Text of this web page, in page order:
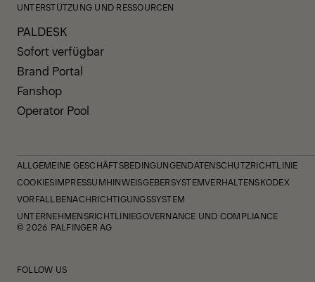
UNTERSTÜTZUNG UND RESSOURCEN
PALDESK
Sofort verfügbar
Brand Portal
Fanshop
Operator Pool
ALLGEMEINE GESCHÄFTSBEDINGUNGENDATENSCHUTZRICHTLINIE
COOKIESIMPRESSUMHINWEISGEBERSYSTEMVERHALTENSKODEX
VORFALLBENACHRICHTIGUNGSSYSTEM
UNTERNEHMENSRICHTLINIEGOVERNANCE UND COMPLIANCE
© 2026 PALFINGER AG
FOLLOW US